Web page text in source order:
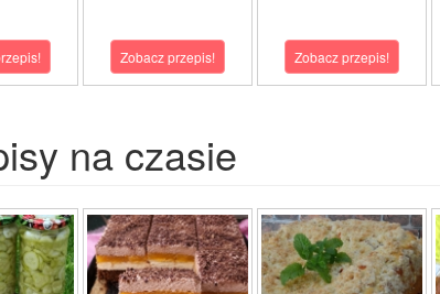
Zobacz przepis! Zobacz przepis!
na czasie